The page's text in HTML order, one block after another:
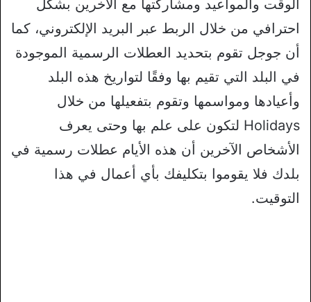
الوقت والمواعيد ومشاركتها مع الآخرين بشكل
احترافي من خلال الربط عبر البريد الإلكتروني، كما
أن جوجل تقوم بتحديد العطلات الرسمية الموجودة
في البلد التي تقيم بها وفقًا لتواريخ هذه البلد
وأعيادها ومواسمها وتقوم بتفعيلها من خلال
Holidays لتكون على علم بها وحتى يعرف
الأشخاص الآخرين أن هذه الأيام عطلات رسمية في
بلدك فلا يقوموا بتكليفك بأي أعمال في هذا
التوقيت.